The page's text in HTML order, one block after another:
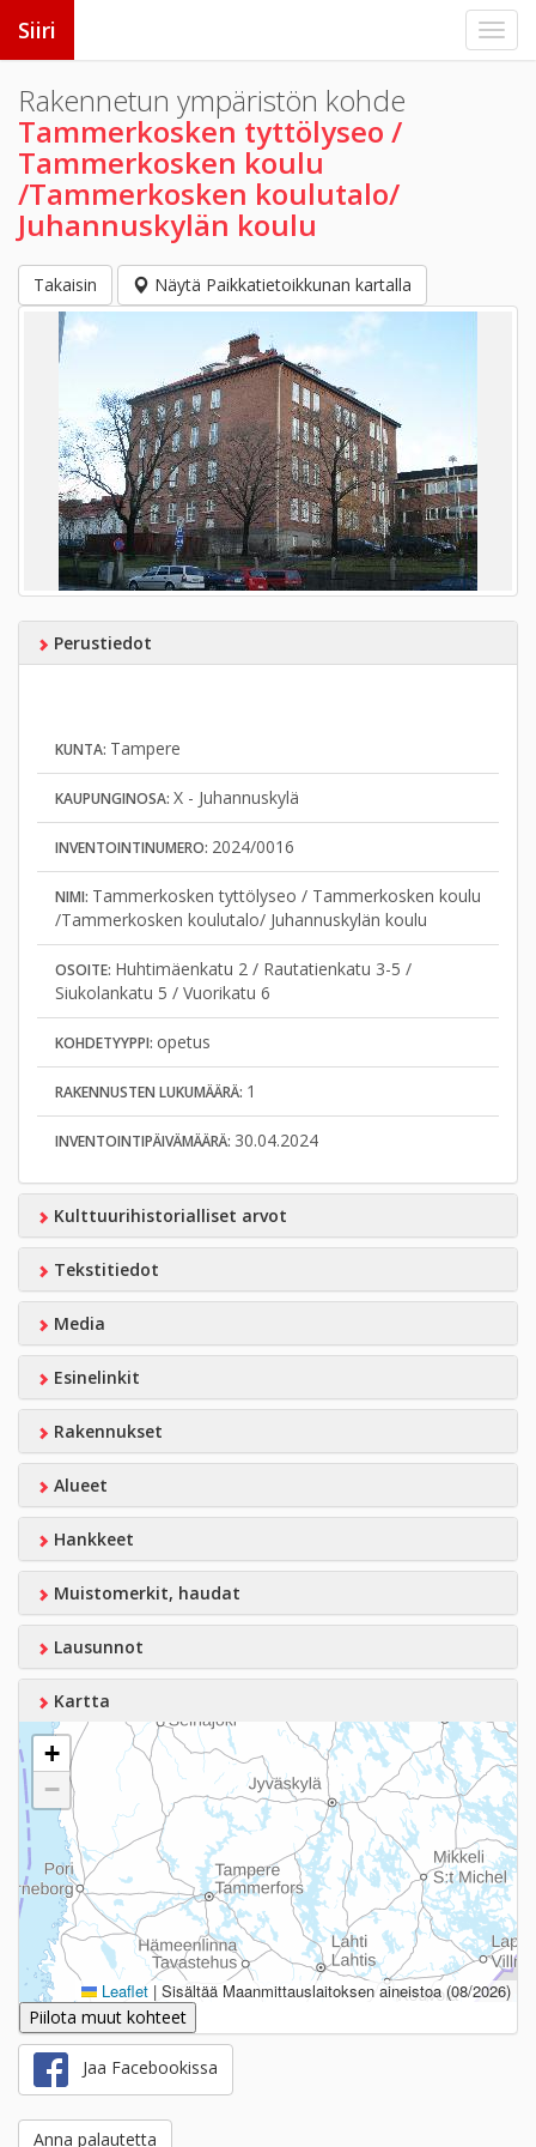
Siiri
Rakennetun ympäristön kohde
Tammerkosken tyttölyseo /
Tammerkosken koulu
/Tammerkosken koulutalo/
Juhannuskylän koulu
Takaisin Näytä Paikkatietoikkunan kartalla
Perustiedot
KUNTA: Tampere
KAUPUNGINOSA: X - Juhannuskylä
INVENTOINTINUMERO: 2024/0016
NIMI: Tammerkosken tyttölyseo / Tammerkosken koulu
/Tammerkosken koulutalo/ Juhannuskylän koulu
OSOITE: Huhtimäenkatu 2 / Rautatienkatu 3-5 /
Siukolankatu 5 / Vuorikatu 6
KOHDETYYPPI: opetus
RAKENNUSTEN LUKUMÄÄRÄ: 1
INVENTOINTIPÄIVÄMÄÄRÄ: 30.04.2024
Kulttuurihistorialliset arvot
Tekstitiedot
Media
Esinelinkit
Rakennukset
Alueet
Hankkeet
Muistomerkit, haudat
Lausunnot
Kartta
+
−
Leaflet | Sisältää Maanmittauslaitoksen aineistoa (08/2026)
Piilota muut kohteet
Jaa Facebookissa
Anna palautetta